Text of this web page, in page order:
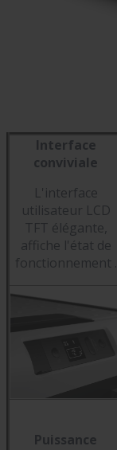
Interface
conviviale
L'interface
utilisateur LCD
TFT élégante,
affiche l'état de
fonctionnement .
Puissance